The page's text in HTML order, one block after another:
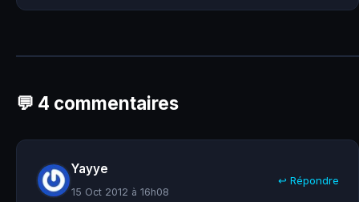
💬 4 commentaires
Yayye
15 Oct 2012 à 16h08
↩ Répondre